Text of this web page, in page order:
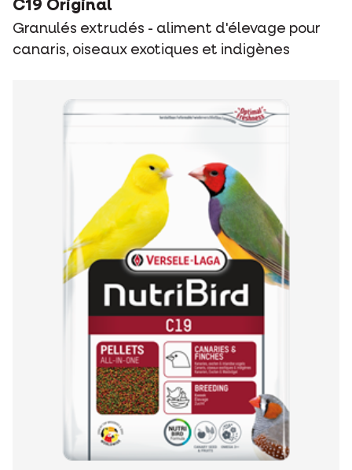
C19 Original
Granulés extrudés - aliment d'élevage pour
canaris, oiseaux exotiques et indigènes